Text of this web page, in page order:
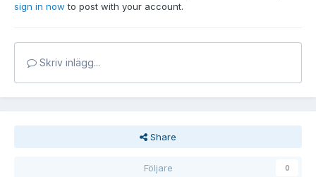
sign in now to post with your account.
Skriv inlägg...
Share
Följare 0